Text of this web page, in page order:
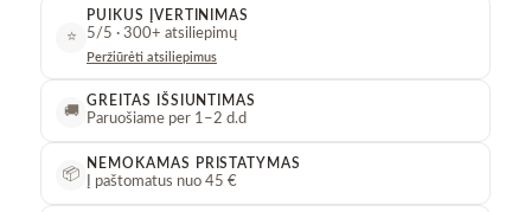
⭐
PUIKUS ĮVERTINIMAS
5/5 · 300+ atsiliepimų
Peržiūrėti atsiliepimus
🚚
GREITAS IŠSIUNTIMAS
Paruošiame per 1–2 d.d
📦
NEMOKAMAS PRISTATYMAS
Į paštomatus nuo 45 €